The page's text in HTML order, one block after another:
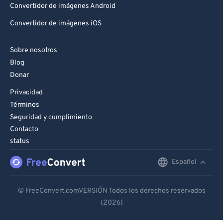
Convertidor de imágenes Android
Convertidor de imágenes iOS
Sobre nosotros
Blog
Donar
Privacidad
Términos
Seguridad y cumplimiento
Contacto
status
Español
Español
© FreeConvert.comVERSIÓN Todos los derechos reservados
(2026)